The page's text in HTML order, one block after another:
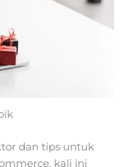
dan tips untuk
kali ini